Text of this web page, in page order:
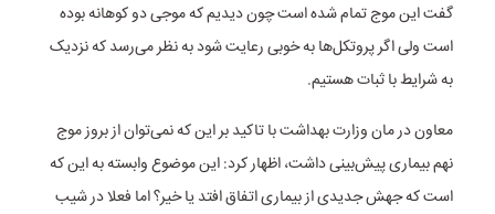
گفت این موج تمام شده است چون دیدیم که موجی دو کوهانه بوده
است ولی اگر پروتکل‌ها به خوبی رعایت شود به نظر می‌رسد که نزدیک
به شرایط با ثبات هستیم.
معاون در مان وزارت بهداشت با تاکید بر این که نمی‌توان از بروز موج
نهم بیماری پیش‌بینی داشت، اظهار کرد: این موضوع وابسته به این که
است که جهش جدیدی از بیماری اتفاق افتد یا خیر؟ اما فعلا در شیب